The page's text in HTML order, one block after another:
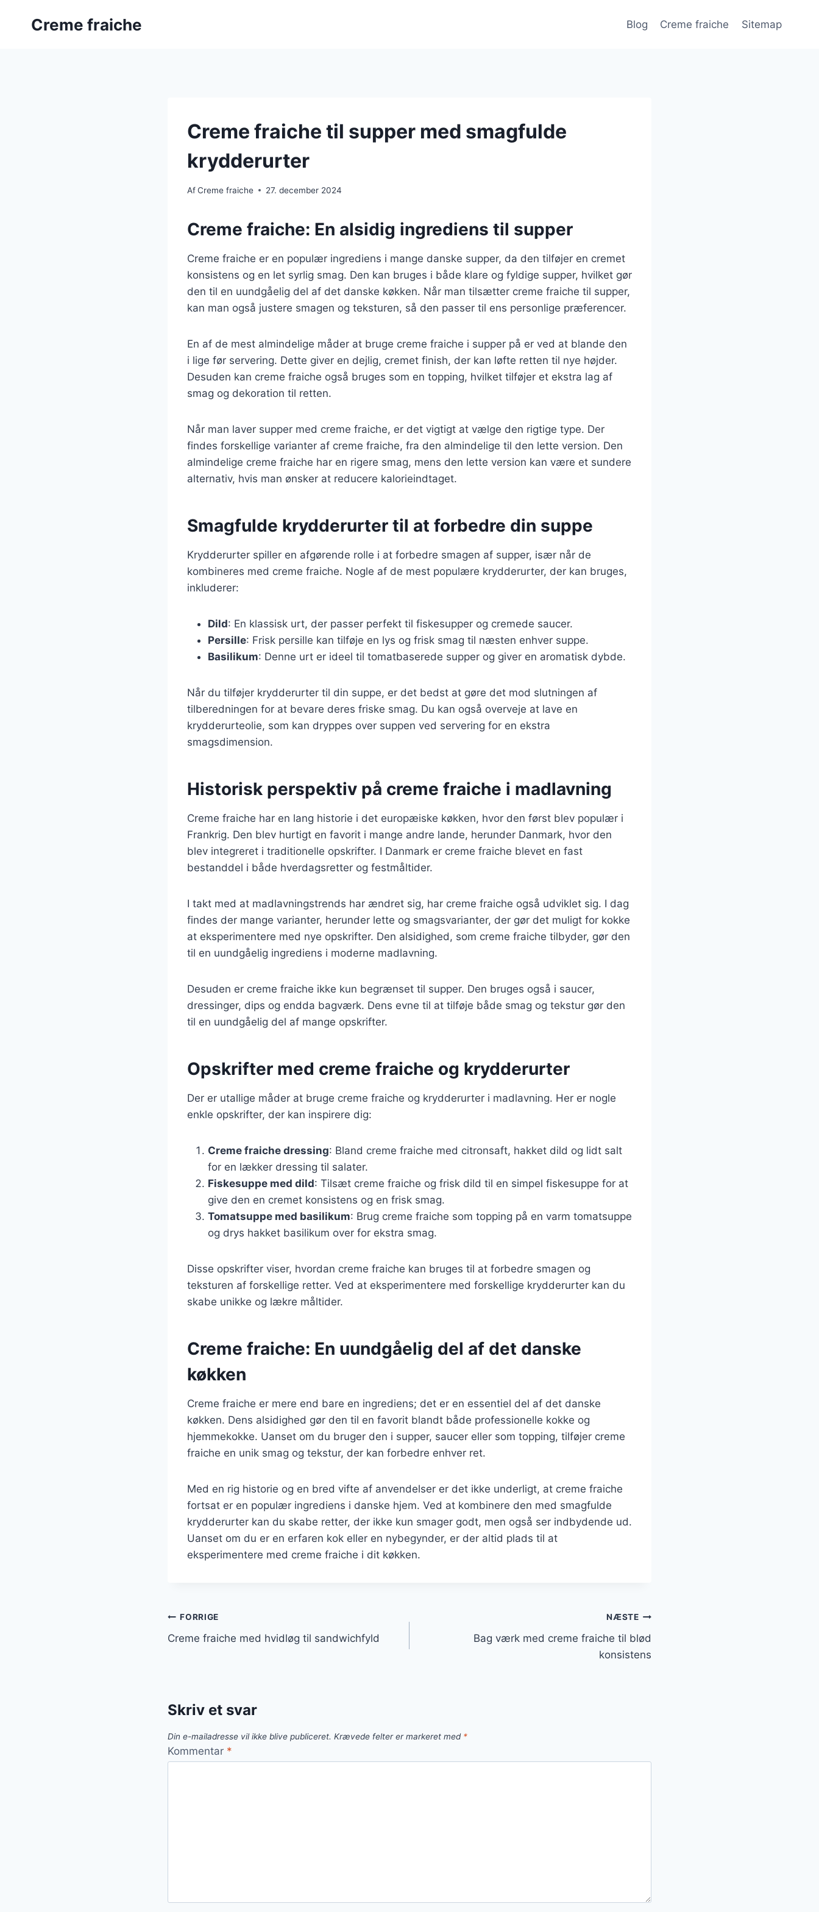
Creme fraiche Blog Creme fraiche Sitemap
Creme fraiche til supper med smagfulde
krydderurter
AfCreme fraiche 27. december 2024
Creme fraiche: En alsidig ingrediens til supper
Creme fraiche er en populær ingrediens i mange danske supper, da den tilføjer en cremet
konsistens og en let syrlig smag. Den kan bruges i både klare og fyldige supper, hvilket gør
den til en uundgåelig del af det danske køkken. Når man tilsætter creme fraiche til supper,
kan man også justere smagen og teksturen, så den passer til ens personlige præferencer.
En af de mest almindelige måder at bruge creme fraiche i supper på er ved at blande den
i lige før servering. Dette giver en dejlig, cremet finish, der kan løfte retten til nye højder.
Desuden kan creme fraiche også bruges som en topping, hvilket tilføjer et ekstra lag af
smag og dekoration til retten.
Når man laver supper med creme fraiche, er det vigtigt at vælge den rigtige type. Der
findes forskellige varianter af creme fraiche, fra den almindelige til den lette version. Den
almindelige creme fraiche har en rigere smag, mens den lette version kan være et sundere
alternativ, hvis man ønsker at reducere kalorieindtaget.
Smagfulde krydderurter til at forbedre din suppe
Krydderurter spiller en afgørende rolle i at forbedre smagen af supper, især når de
kombineres med creme fraiche. Nogle af de mest populære krydderurter, der kan bruges,
inkluderer:
Dild: En klassisk urt, der passer perfekt til fiskesupper og cremede saucer.
Persille: Frisk persille kan tilføje en lys og frisk smag til næsten enhver suppe.
Basilikum: Denne urt er ideel til tomatbaserede supper og giver en aromatisk dybde.
Når du tilføjer krydderurter til din suppe, er det bedst at gøre det mod slutningen af
tilberedningen for at bevare deres friske smag. Du kan også overveje at lave en
krydderurteolie, som kan dryppes over suppen ved servering for en ekstra
smagsdimension.
Historisk perspektiv på creme fraiche i madlavning
Creme fraiche har en lang historie i det europæiske køkken, hvor den først blev populær i
Frankrig. Den blev hurtigt en favorit i mange andre lande, herunder Danmark, hvor den
blev integreret i traditionelle opskrifter. I Danmark er creme fraiche blevet en fast
bestanddel i både hverdagsretter og festmåltider.
I takt med at madlavningstrends har ændret sig, har creme fraiche også udviklet sig. I dag
findes der mange varianter, herunder lette og smagsvarianter, der gør det muligt for kokke
at eksperimentere med nye opskrifter. Den alsidighed, som creme fraiche tilbyder, gør den
til en uundgåelig ingrediens i moderne madlavning.
Desuden er creme fraiche ikke kun begrænset til supper. Den bruges også i saucer,
dressinger, dips og endda bagværk. Dens evne til at tilføje både smag og tekstur gør den
til en uundgåelig del af mange opskrifter.
Opskrifter med creme fraiche og krydderurter
Der er utallige måder at bruge creme fraiche og krydderurter i madlavning. Her er nogle
enkle opskrifter, der kan inspirere dig:
Creme fraiche dressing: Bland creme fraiche med citronsaft, hakket dild og lidt salt
for en lækker dressing til salater.
Fiskesuppe med dild: Tilsæt creme fraiche og frisk dild til en simpel fiskesuppe for at
give den en cremet konsistens og en frisk smag.
Tomatsuppe med basilikum: Brug creme fraiche som topping på en varm tomatsuppe
og drys hakket basilikum over for ekstra smag.
Disse opskrifter viser, hvordan creme fraiche kan bruges til at forbedre smagen og
teksturen af forskellige retter. Ved at eksperimentere med forskellige krydderurter kan du
skabe unikke og lækre måltider.
Creme fraiche: En uundgåelig del af det danske
køkken
Creme fraiche er mere end bare en ingrediens; det er en essentiel del af det danske
køkken. Dens alsidighed gør den til en favorit blandt både professionelle kokke og
hjemmekokke. Uanset om du bruger den i supper, saucer eller som topping, tilføjer creme
fraiche en unik smag og tekstur, der kan forbedre enhver ret.
Med en rig historie og en bred vifte af anvendelser er det ikke underligt, at creme fraiche
fortsat er en populær ingrediens i danske hjem. Ved at kombinere den med smagfulde
krydderurter kan du skabe retter, der ikke kun smager godt, men også ser indbydende ud.
Uanset om du er en erfaren kok eller en nybegynder, er der altid plads til at
eksperimentere med creme fraiche i dit køkken.
Indlægsnavigation
FORRIGE
Creme fraiche med hvidløg til sandwichfyld
NÆSTE
Bag værk med creme fraiche til blød
konsistens
Skriv et svar
Din e-mailadresse vil ikke blive publiceret. Krævede felter er markeret med *
Kommentar *